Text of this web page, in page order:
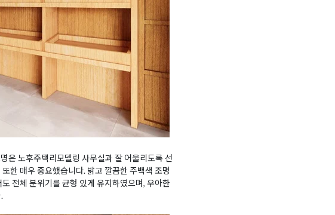
은 노후주택리모델링 사무실과 잘 어울리도록 선
한 매우 중요했습니다. 밝고 깔끔한 주백색 조명
전체 분위기를 균형 있게 유지하였으며, 우아한